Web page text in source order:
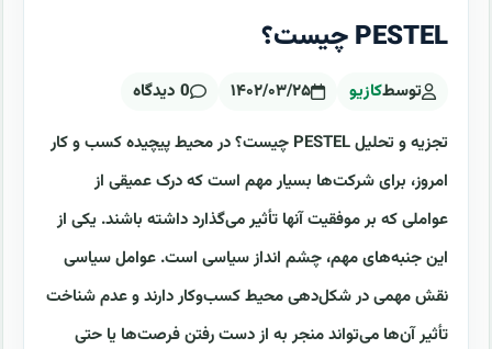
PESTEL چیست؟
توسطکازیو ۱۴۰۲/۰۳/۲۵ 0 دیدگاه
تجزیه و تحلیل PESTEL چیست؟ در محیط پیچیده کسب و کار
امروز، برای شرکت‌ها بسیار مهم است که درک عمیقی از
عواملی که بر موفقیت آنها تأثیر می‌گذارد داشته باشند. یکی از
این جنبه‌های مهم، چشم انداز سیاسی است. عوامل سیاسی
نقش مهمی در شکل‌دهی محیط کسب‌وکار دارند و عدم شناخت
تأثیر آن‌ها می‌تواند منجر به از دست رفتن فرصت‌ها یا حتی